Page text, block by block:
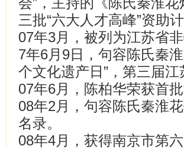
三批“六大人才高峰”资助计
07年3月，被列为江苏省
7年6月9日，句容陈氏秦
个文化遗产日”，第三届江
07年6月，陈柏华荣获首
08年2月，句容陈氏秦淮
名录。
08年4月，获得南京市第